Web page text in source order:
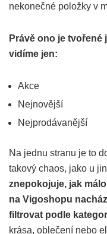
nekonečné položky v
Právě ono je tvořené
vidíme jen:
Akce
Nejnovější
Nejprodávanější
Na jednu stranu je to
takový chaos, jako u
znepokojuje, jak
na Vigoshopu
filtrovat podle
krása, oblečení nebo